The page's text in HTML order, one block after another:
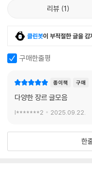
허 회고전 『하이디 부허: 공간
모」,
-『젊은모색 2023: 미술관을 위
-앤 카슨의 『플로트』,
-양주시립민복진미술관 기획
전시, 영화, 사진, 조각, 책, 공
것들을 재료 삼아 작성된 각각
삼아 자기만의 부드러운 사유
리뷰 1
클린봇이 부적절한 글을 감
구매한줄평
종이책 구매
다양한 장르 글모음
l*******2 2025.09.22.
한